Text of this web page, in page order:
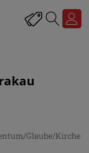
Glaube/Kirche